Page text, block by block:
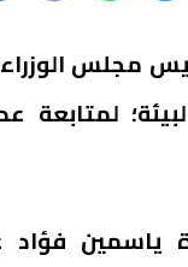
مجلس الوزراء،
ياسمين